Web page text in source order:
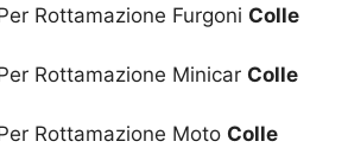
Rottamazione Furgoni Colle
Rottamazione Minicar Colle
Rottamazione Moto Colle